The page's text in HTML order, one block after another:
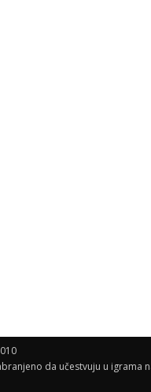
da učestvuju u igrama